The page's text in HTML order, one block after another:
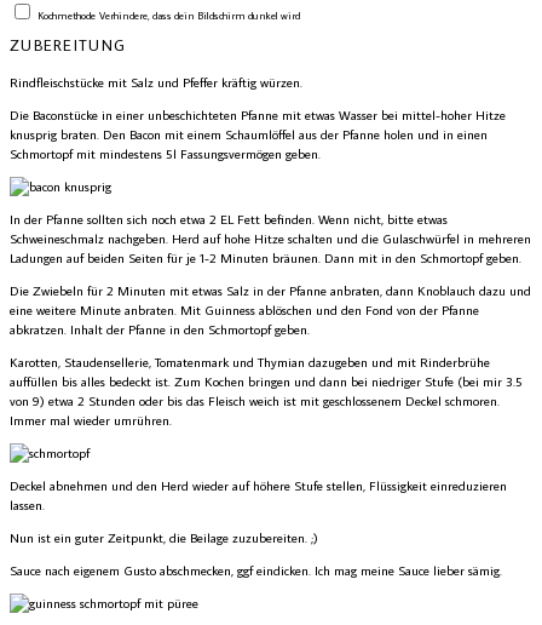
Kochmethode Verhindere, dass dein Bildschirm dunkel wird
ZUBEREITUNG
Rindfleischstücke mit Salz und Pfeffer kräftig würzen.
Die Baconstücke in einer unbeschichteten Pfanne mit etwas Wasser bei mittel-hoher Hitze
knusprig braten. Den Bacon mit einem Schaumlöffel aus der Pfanne holen und in einen
Schmortopf mit mindestens 5l Fassungsvermögen geben.
In der Pfanne sollten sich noch etwa 2 EL Fett befinden. Wenn nicht, bitte etwas
Schweineschmalz nachgeben. Herd auf hohe Hitze schalten und die Gulaschwürfel in mehreren
Ladungen auf beiden Seiten für je 1-2 Minuten bräunen. Dann mit in den Schmortopf geben.
Die Zwiebeln für 2 Minuten mit etwas Salz in der Pfanne anbraten, dann Knoblauch dazu und
eine weitere Minute anbraten. Mit Guinness ablöschen und den Fond von der Pfanne
abkratzen. Inhalt der Pfanne in den Schmortopf geben.
Karotten, Staudensellerie, Tomatenmark und Thymian dazugeben und mit Rinderbrühe
auffüllen bis alles bedeckt ist. Zum Kochen bringen und dann bei niedriger Stufe (bei mir 3.5
von 9) etwa 2 Stunden oder bis das Fleisch weich ist mit geschlossenem Deckel schmoren.
Immer mal wieder umrühren.
Deckel abnehmen und den Herd wieder auf höhere Stufe stellen, Flüssigkeit einreduzieren
lassen.
Nun ist ein guter Zeitpunkt, die Beilage zuzubereiten. ;)
Sauce nach eigenem Gusto abschmecken, ggf eindicken. Ich mag meine Sauce lieber sämig.